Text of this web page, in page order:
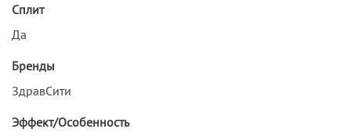
Сплит
Да
Бренды
ЗдравСити
Эффект/Особенность